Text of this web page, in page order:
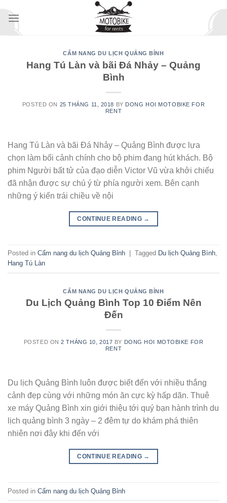
CẨM NANG DU LỊCH QUẢNG BỈNH
Hang Tú Làn và bãi Đá Nhảy – Quảng
Bình
POSTED ON 25 THÁNG 11, 2018 BY DONG HOI MOTOBIKE FOR
RENT
Hang Tú Làn và bãi Đá Nhảy – Quảng Bình được lựa
chọn làm bối cảnh chính cho bộ phim đang hút khách. Bộ
phim Người bất tử của đạo diễn Victor Vũ vừa khởi chiếu
đã nhận được sự chú ý từ phía người xem. Bên cạnh
những ý kiến trái chiều về nội
CONTINUE READING →
Posted in Cẩm nang du lịch Quảng Bỉnh Tagged Du lịch Quảng Bình
Hang Tú Làn
CẨM NANG DU LỊCH QUẢNG BỈNH
Du Lịch Quảng Bình Top 10 Điểm Nên
Đến
POSTED ON2 THÁNG 10, 2017 BY DONG HOI MOTOBIKE FOR
RENT
Du lịch Quảng Bình luôn được biết đến với nhiều thắng
cảnh đẹp cùng với những món ăn cực kỳ hấp dãn. Thuê
xe máy Quảng Bình xin giới thiệu tới quý bạn hành trình du
lịch quảng bình 3 ngày – 2 đêm tự do khám phá thiên
nhiên nơi đây khi đến với
CONTINUE READING →
Posted in Cẩm nang du lịch Quảng Bỉnh